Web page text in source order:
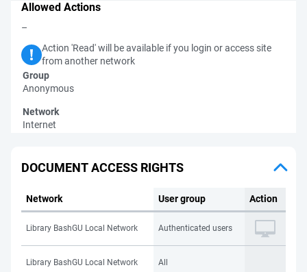
Allowed Actions
–
Action 'Read' will be available if you login or access site
from another network
Group
Anonymous
Network
Internet
DOCUMENT ACCESS RIGHTS
Network User group Action
Library BashGU Local Network Authenticated users
Library BashGU Local Network All